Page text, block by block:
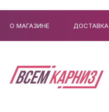
О МАГАЗИНЕ ДОСТАВКА